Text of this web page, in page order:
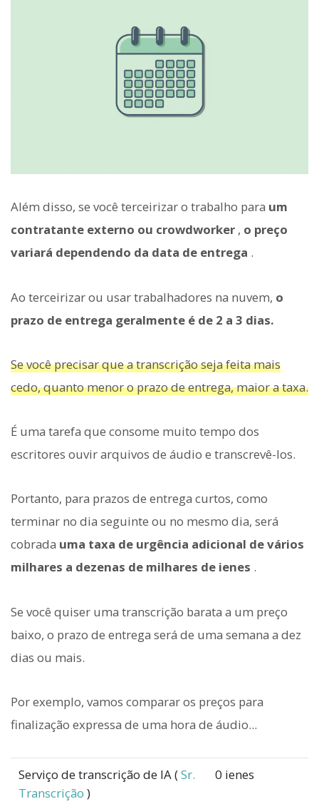
Além disso, se você terceirizar o trabalho para um
contratante externo ou crowdworker , o preço
variará dependendo da data de entrega .
Ao terceirizar ou usar trabalhadores na nuvem, o
prazo de entrega geralmente é de 2 a 3 dias.
Se você precisar que a transcrição seja feita mais
cedo, quanto menor o prazo de entrega, maior a taxa.
É uma tarefa que consome muito tempo dos
escritores ouvir arquivos de áudio e transcrevê-los.
Portanto, para prazos de entrega curtos, como
terminar no dia seguinte ou no mesmo dia, será
cobrada uma taxa de urgência adicional de vários
milhares a dezenas de milhares de ienes .
Se você quiser uma transcrição barata a um preço
baixo, o prazo de entrega será de uma semana a dez
dias ou mais.
Por exemplo, vamos comparar os preços para
finalização expressa de uma hora de áudio...
Serviço de transcrição de IA (Sr.
Transcrição )
0 ienes